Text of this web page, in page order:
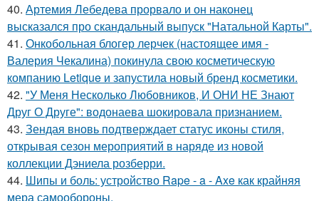
40. Артемия Лебедева прорвало и он наконец
высказался про скандальный выпуск "Натальной Карты".
41. Онкобольная блогер лерчек (настоящее имя -
Валерия Чекалина) покинула свою косметическую
компанию Letique и запустила новый бренд косметики.
42. "У Меня Несколько Любовников, И ОНИ НЕ Знают
Друг О Друге": водонаева шокировала признанием.
43. Зендая вновь подтверждает статус иконы стиля,
открывая сезон мероприятий в наряде из новой
коллекции Дэниела розберри.
44. Шипы и боль: устройство Rape - a - Axe как крайняя
мера самообороны.